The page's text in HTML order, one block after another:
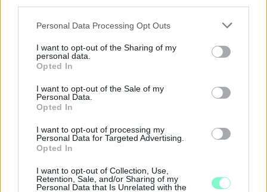
Please note that this website/app uses one or more Google
not limited to your visit or usage behaviour. You may click to
grant or deny consent to Google and its third-party tags to
use your data for below specified purposes in below Google
consent section.
Personal Data Processing Opt Outs
I want to opt-out of the Sharing of my
personal data.
Opted In
I want to opt-out of the Sale of my
Personal Data.
Opted In
I want to opt-out of processing my
Personal Data for Targeted Advertising.
Opted In
I want to opt-out of Collection, Use,
Retention, Sale, and/or Sharing of my
Personal Data that Is Unrelated with the
LAKOSSÁGI FÓRUMON MUTATJÁK BE A
GYŐRSZENTIVÁNI KÖR TÉR FELÚJÍTÁSÁNAK
TERVEIT
Augusztus 6-án a beruházás ütemezéséről és az új kerékpárút
építéséről is tájékoztatják az érdeklődőket.